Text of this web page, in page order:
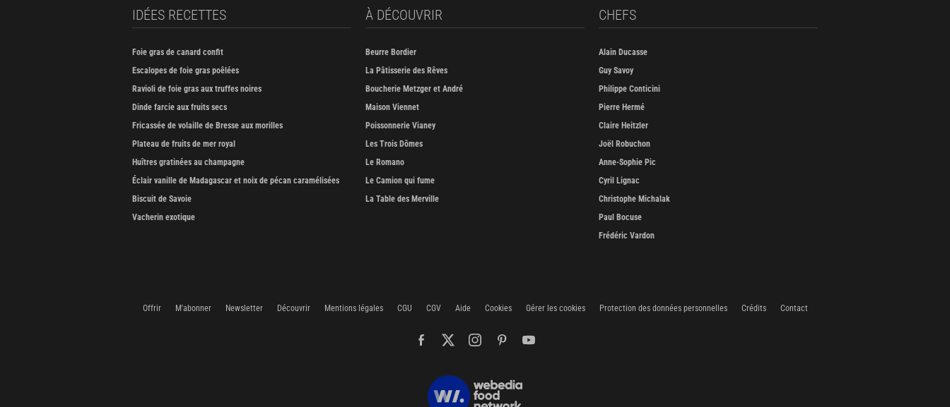
IDÉES RECETTES
Foie gras de canard confit
Escalopes de foie gras poêlées
Ravioli de foie gras aux truffes noires
Dinde farcie aux fruits secs
Fricassée de volaille de Bresse aux morilles
Plateau de fruits de mer royal
Huîtres gratinées au champagne
Éclair vanille de Madagascar et noix de pécan caramélisées
Biscuit de Savoie
Vacherin exotique
À DÉCOUVRIR
Beurre Bordier
La Pâtisserie des Rêves
Boucherie Metzger et André
Maison Viennet
Poissonnerie Vianey
Les Trois Dômes
Le Romano
Le Camion qui fume
La Table des Merville
CHEFS
Alain Ducasse
Guy Savoy
Philippe Conticini
Pierre Hermé
Claire Heitzler
Joël Robuchon
Anne-Sophie Pic
Cyril Lignac
Christophe Michalak
Paul Bocuse
Frédéric Vardon
Offrir M'abonner Newsletter Découvrir Mentions légales CGU CGV Aide Cookies Gérer les cookies Protection des données personnelles Crédits Contact